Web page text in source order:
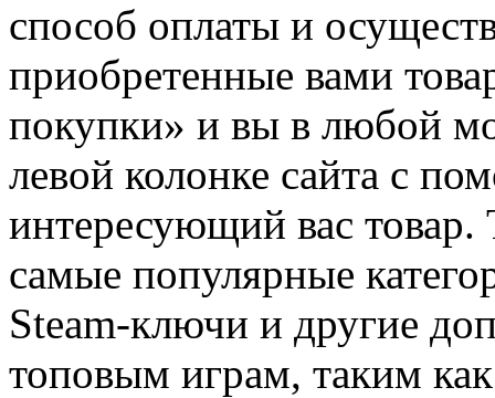
способ оплаты и
приобретенные вами
покупки» и вы в любой
левой колонке сайта с
интересующий вас
самые популярные
Steam-ключи и другие
топовым играм, таким